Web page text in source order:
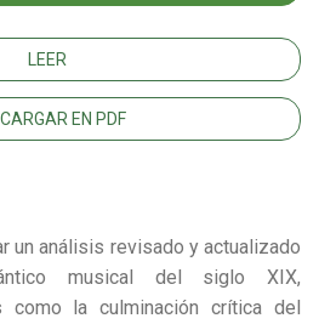
LEER
EN PDF
un análisis revisado y actualizado
musical del siglo XIX,
como la culminación crítica del